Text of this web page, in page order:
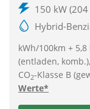
150 kW (204
Hybrid-
kWh/100km +
(entladen,
CO2-Klasse B
Werte*